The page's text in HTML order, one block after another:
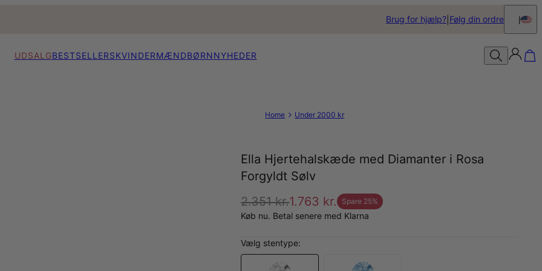
Brug for hjælp? Følg din ordre
UDSALGBESTSELLERSKVINDERMÆNDBØRNNYHEDER
Home Under 2000 kr
Ella Hjertehalskæde med Diamanter i Rosa
Forgyldt Sølv
2.351 kr.1.763 kr. Spare 25%
Køb nu. Betal senere med Klarna
Vælg stentype: